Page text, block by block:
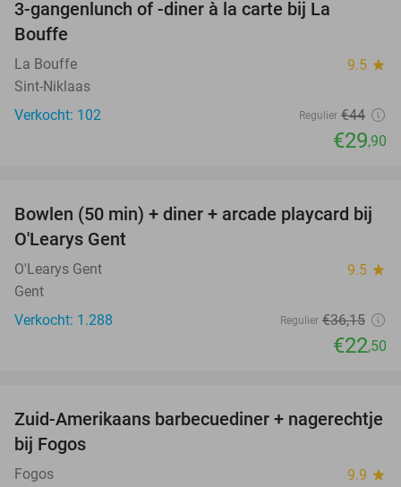
3-gangenlunch of -diner à la carte bij La
Bouffe
La Bouffe 9.5 star
Sint-Niklaas
Verkocht: 102
Regulier €44
€29,90
38%
Bowlen (50 min) + diner + arcade playcard bij
O'Learys Gent
O'Learys Gent 9.5 star
Gent
Verkocht: 1.288
Regulier €36,15
€22,50
26%
Zuid-Amerikaans barbecuediner + nagerechtje
bij Fogos
Fogos 9.9 star